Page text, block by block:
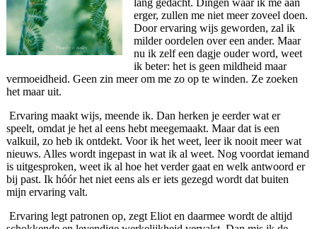
lang gedacht. Dingen waar ik me aan
erger, zullen me niet meer zoveel doen.
Door ervaring wijs geworden, zal ik
milder oordelen over een ander. Maar
nu ik zelf een dagje ouder word, weet
ik beter: het is geen mildheid maar
vermoeidheid. Geen zin meer om me zo op te winden. Ze zoeken
het maar uit.
Ervaring maakt wijs, meende ik. Dan herken je eerder wat er
speelt, omdat je het al eens hebt meegemaakt. Maar dat is een
valkuil, zo heb ik ontdekt. Voor ik het weet, leer ik nooit meer wat
nieuws. Alles wordt ingepast in wat ik al weet. Nog voordat iemand
is uitgesproken, weet ik al hoe het verder gaat en welk antwoord er
bij past. Ik hóór het niet eens als er iets gezegd wordt dat buiten
mijn ervaring valt.
Ervaring legt patronen op, zegt Eliot en daarmee wordt de altijd